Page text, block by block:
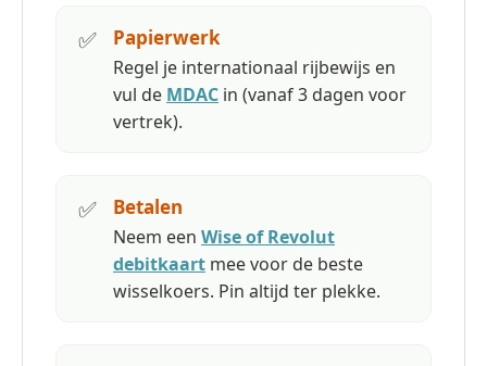
✅ Papierwerk
Regel je internationaal rijbewijs en
vul de MDAC in (vanaf 3 dagen voor
vertrek).
✅ Betalen
Neem een Wise of Revolut
debitkaart mee voor de beste
wisselkoers. Pin altijd ter plekke.